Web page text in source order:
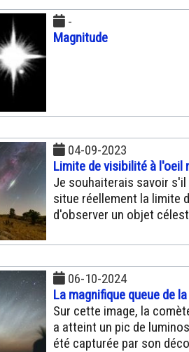
-
Magnitude
04-09-2023
Limite de visibilité à l'oeil
Je souhaiterais savoir
situe réellement la limite
d'observer un objet
06-10-2024
La magnifique queue de
Sur cette image, la
a atteint un pic de
été capturée par son